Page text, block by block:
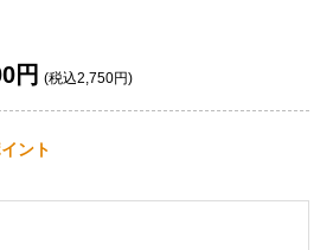
円 (税込2,750円)
ント